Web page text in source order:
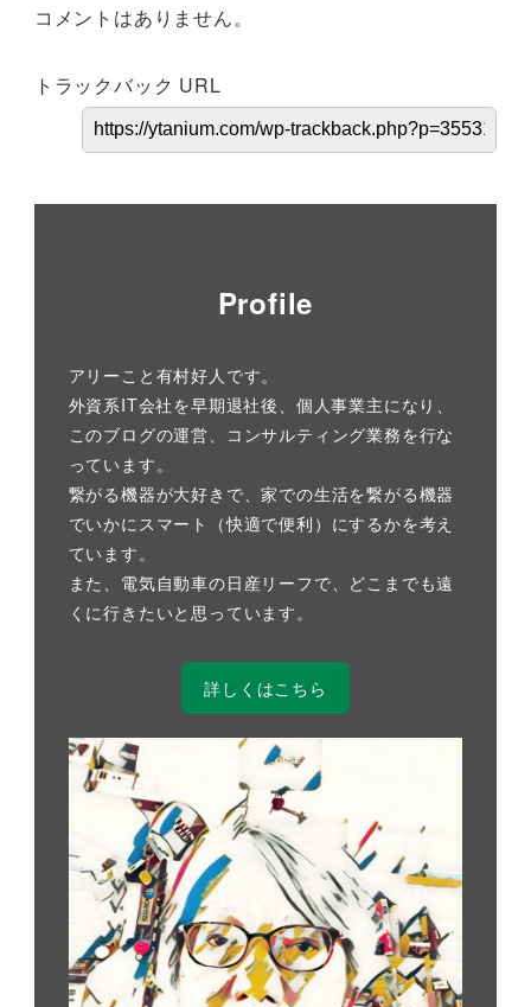
コメントはありません。
トラックバック URL
Profile
アリーこと有村好人です。
外資系IT会社を早期退社後、個人事業主になり、
このブログの運営、コンサルティング業務を行な
っています。
繋がる機器が大好きで、家での生活を繋がる機器
でいかにスマート（快適で便利）にするかを考え
ています。
また、電気自動車の日産リーフで、どこまでも遠
くに行きたいと思っています。
詳しくはこちら